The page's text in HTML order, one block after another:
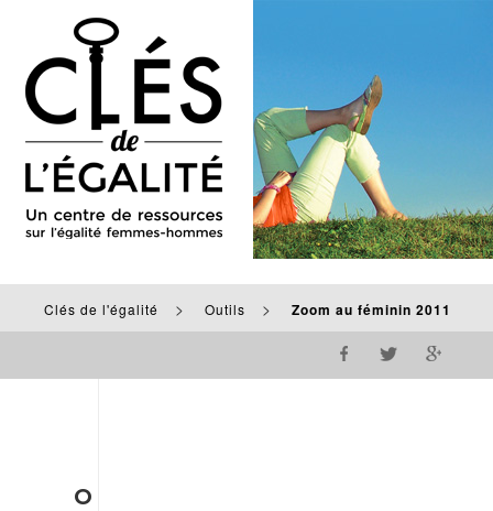
Clés de l'égalité > Outils > Zoom au féminin 2011
O